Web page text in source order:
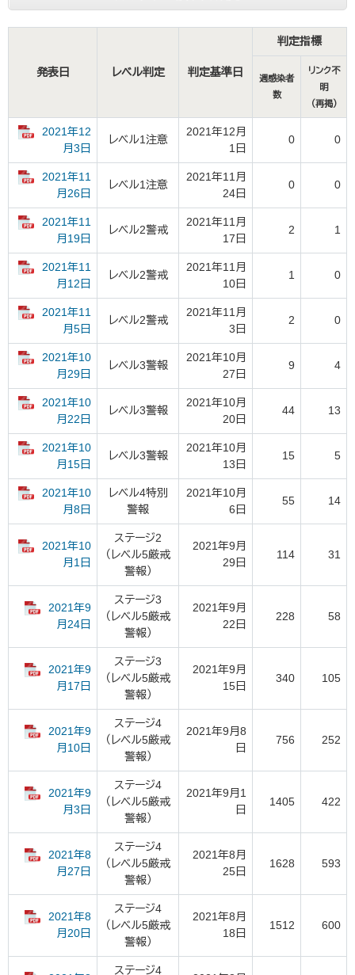
発表日 レベル判定 判定基準日
判定指標
週感染者
数
リンク不
明
（再掲）
2021年12
月3日
レベル1注意
2021年12月
1日
0 0
2021年11
月26日
レベル1注意
2021年11月
24日
0 0
2021年11
月19日
レベル2警戒
2021年11月
17日
2 1
2021年11
月12日
レベル2警戒
2021年11月
10日
1 0
2021年11
月5日
レベル2警戒
2021年11月
3日
2 0
2021年10
月29日
レベル3警報
2021年10月
27日
9 4
2021年10
月22日
レベル3警報
2021年10月
20日
44 13
2021年10
月15日
レベル3警報
2021年10月
13日
15 5
2021年10
月8日
レベル4特別
警報
2021年10月
6日
55 14
2021年10
月1日
ステージ2
（レベル5厳戒
警報）
2021年9月
29日
114 31
2021年9
月24日
ステージ3
（レベル5厳戒
警報）
2021年9月
22日
228 58
2021年9
月17日
ステージ3
（レベル5厳戒
警報）
2021年9月
15日
340 105
2021年9
月10日
ステージ4
（レベル5厳戒
警報）
2021年9月8
日
756 252
2021年9
月3日
ステージ4
（レベル5厳戒
警報）
2021年9月1
日
1405 422
2021年8
月27日
ステージ4
（レベル5厳戒
警報）
2021年8月
25日
1628 593
2021年8
月20日
ステージ4
（レベル5厳戒
警報）
2021年8月
18日
1512 600
ステージ4